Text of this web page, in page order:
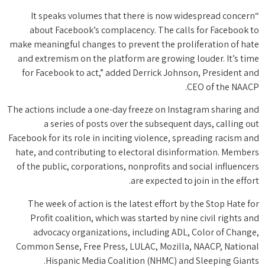
“It speaks volumes that there is now widespread concern
about Facebook’s complacency. The calls for Facebook to
make meaningful changes to prevent the proliferation of hate
and extremism on the platform are growing louder. It’s time
for Facebook to act,” added Derrick Johnson, President and
CEO of the NAACP.
The actions include a one-day freeze on Instagram sharing and
a series of posts over the subsequent days, calling out
Facebook for its role in inciting violence, spreading racism and
hate, and contributing to electoral disinformation. Members
of the public, corporations, nonprofits and social influencers
are expected to join in the effort.
The week of action is the latest effort by the Stop Hate for
Profit coalition, which was started by nine civil rights and
advocacy organizations, including ADL, Color of Change,
Common Sense, Free Press, LULAC, Mozilla, NAACP, National
Hispanic Media Coalition (NHMC) and Sleeping Giants.